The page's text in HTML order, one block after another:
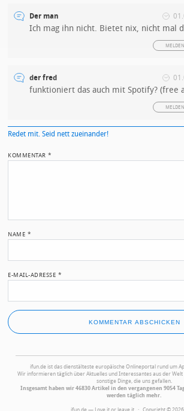
Der man
Ich mag ihn nicht. Bietet nix, nicht mal
MELDEN
der fred
funktioniert das auch mit Spotify? (free
MELDEN
Redet mit. Seid nett zueinander!
KOMMENTAR*
NAME *
E-MAIL-ADRESSE *
ifun.de ist das dienstälteste europäische Onlineportal rund um
Wir informieren täglich über Aktuelles und Interessantes aus der Welt
sonstige Dinge, die uns gefallen.
Insgesamt haben wir 46830 Artikel in den vergangenen 9054
werden täglich mehr.